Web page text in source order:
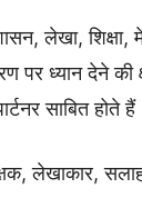
लेखा, शिक्षा,
पर ध्यान देने की
साबित होते
लेखाकार,